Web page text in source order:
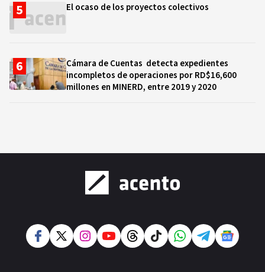
El ocaso de los proyectos colectivos
Cámara de Cuentas detecta expedientes
incompletos de operaciones por RD$16,600
millones en MINERD, entre 2019 y 2020